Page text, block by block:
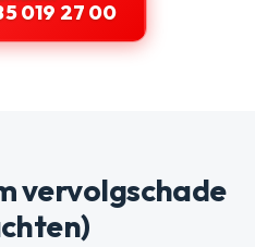
019 27 00
vervolgschade